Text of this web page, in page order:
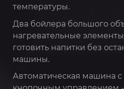
температуры.
Два бойлера большого
нагревательные
готовить напитки без
машины.
Автоматическая машина